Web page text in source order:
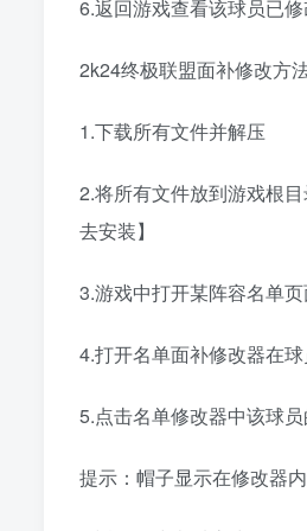
6.返回游戏查看该球员已
2k24终极联盟面补修改方
1.下载所有文件并解压
2.将所有文件放到游戏根
去安装】
3.游戏中打开某阵容名单
4.打开名单面补修改器在
5.点击名单修改器中该球
提示：帽子显示在修改器